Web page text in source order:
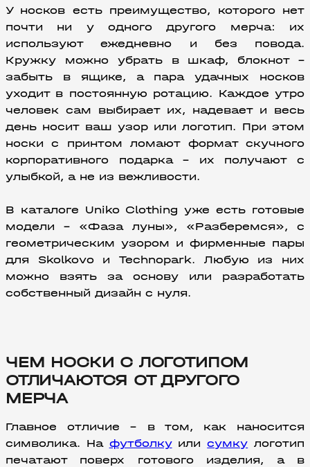
У носков есть преимущество, которого нет
почти ни у одного другого мерча: их
используют ежедневно и без повода.
Кружку можно убрать в шкаф, блокнот –
забыть в ящике, а пара удачных носков
уходит в постоянную ротацию. Каждое утро
человек сам выбирает их, надевает и весь
день носит ваш узор или логотип. При этом
носки с принтом ломают формат скучного
корпоративного подарка – их получают с
улыбкой, а не из вежливости.
В каталоге Uniko Clothing уже есть готовые
модели – «Фаза луны», «Разберемся», с
геометрическим узором и фирменные пары
для Skolkovo и Technopark. Любую из них
можно взять за основу или разработать
собственный дизайн с нуля.
ЧЕМ НОСКИ С ЛОГОТИПОМ
ОТЛИЧАЮТСЯ ОТ ДРУГОГО
МЕРЧА
Главное отличие – в том, как наносится
символика. На футболку или сумку логотип
печатают поверх готового изделия, а в